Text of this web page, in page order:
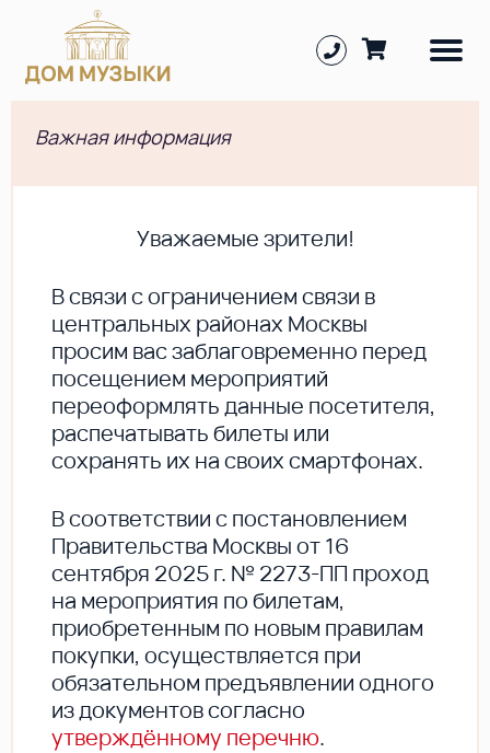
Важная информация
Уважаемые зрители!
В cвязи с ограничением связи в
центральных районах Москвы
просим вас заблаговременно перед
посещением мероприятий
переоформлять данные посетителя,
распечатывать билеты или
сохранять их на своих смартфонах.
В соответствии с постановлением
Правительства Москвы от 16
сентября 2025 г. № 2273-ПП проход
на мероприятия по билетам,
приобретенным по новым правилам
покупки, осуществляется при
обязательном предъявлении одного
из документов согласно
утверждённому перечню.